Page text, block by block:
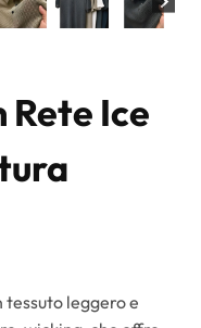
Rete Ice
tessuto leggero e